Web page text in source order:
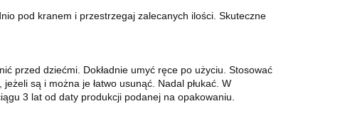
pod kranem i przestrzegaj zalecanych ilości. Skuteczne
przed dziećmi. Dokładnie umyć ręce po użyciu. Stosować
są i można je łatwo usunąć. Nadal płukać. W
3 lat od daty produkcji podanej na opakowaniu.